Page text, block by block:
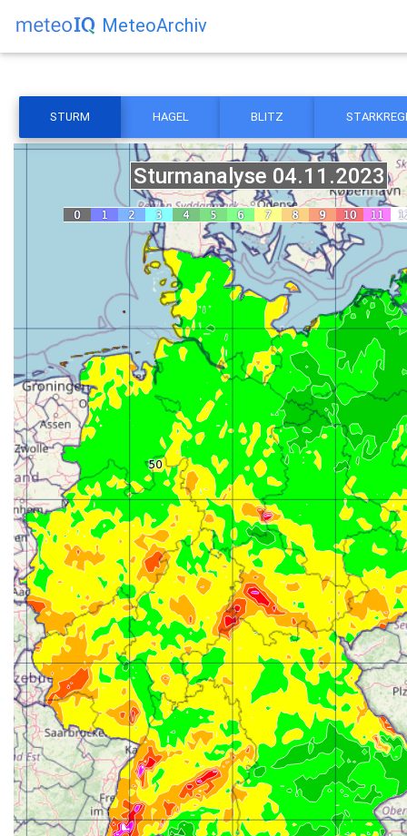
MeteoArchiv
STURM HAGEL BLITZ